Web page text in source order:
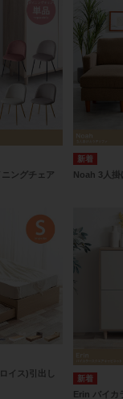
ニングチェア Noah 3人掛
イス)引出し
Erin バイカ